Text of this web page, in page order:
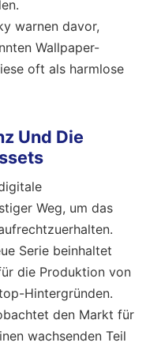
warnen davor,
Wallpaper-
oft als harmlose
Und Die
Weg, um das
Serie beinhaltet
die Produktion von
Hintergründen.
den Markt für
wachsenden Teil